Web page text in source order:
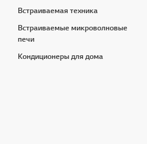
Встраиваемая техника
Встраиваемые микроволновые
печи
Кондиционеры для дома